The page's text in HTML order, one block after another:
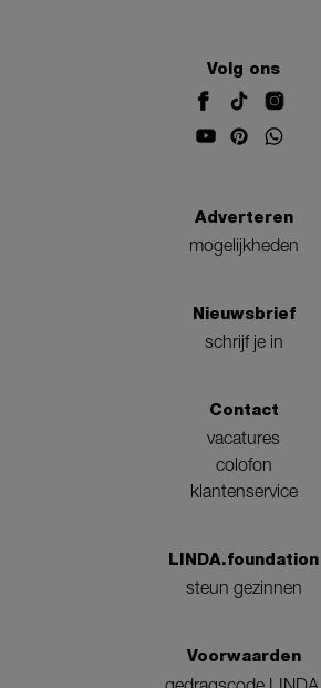
Volg ons
Adverteren
mogelijkheden
Nieuwsbrief
schrijf je in
Contact
vacatures
colofon
klantenservice
LINDA.foundation
steun gezinnen
Voorwaarden